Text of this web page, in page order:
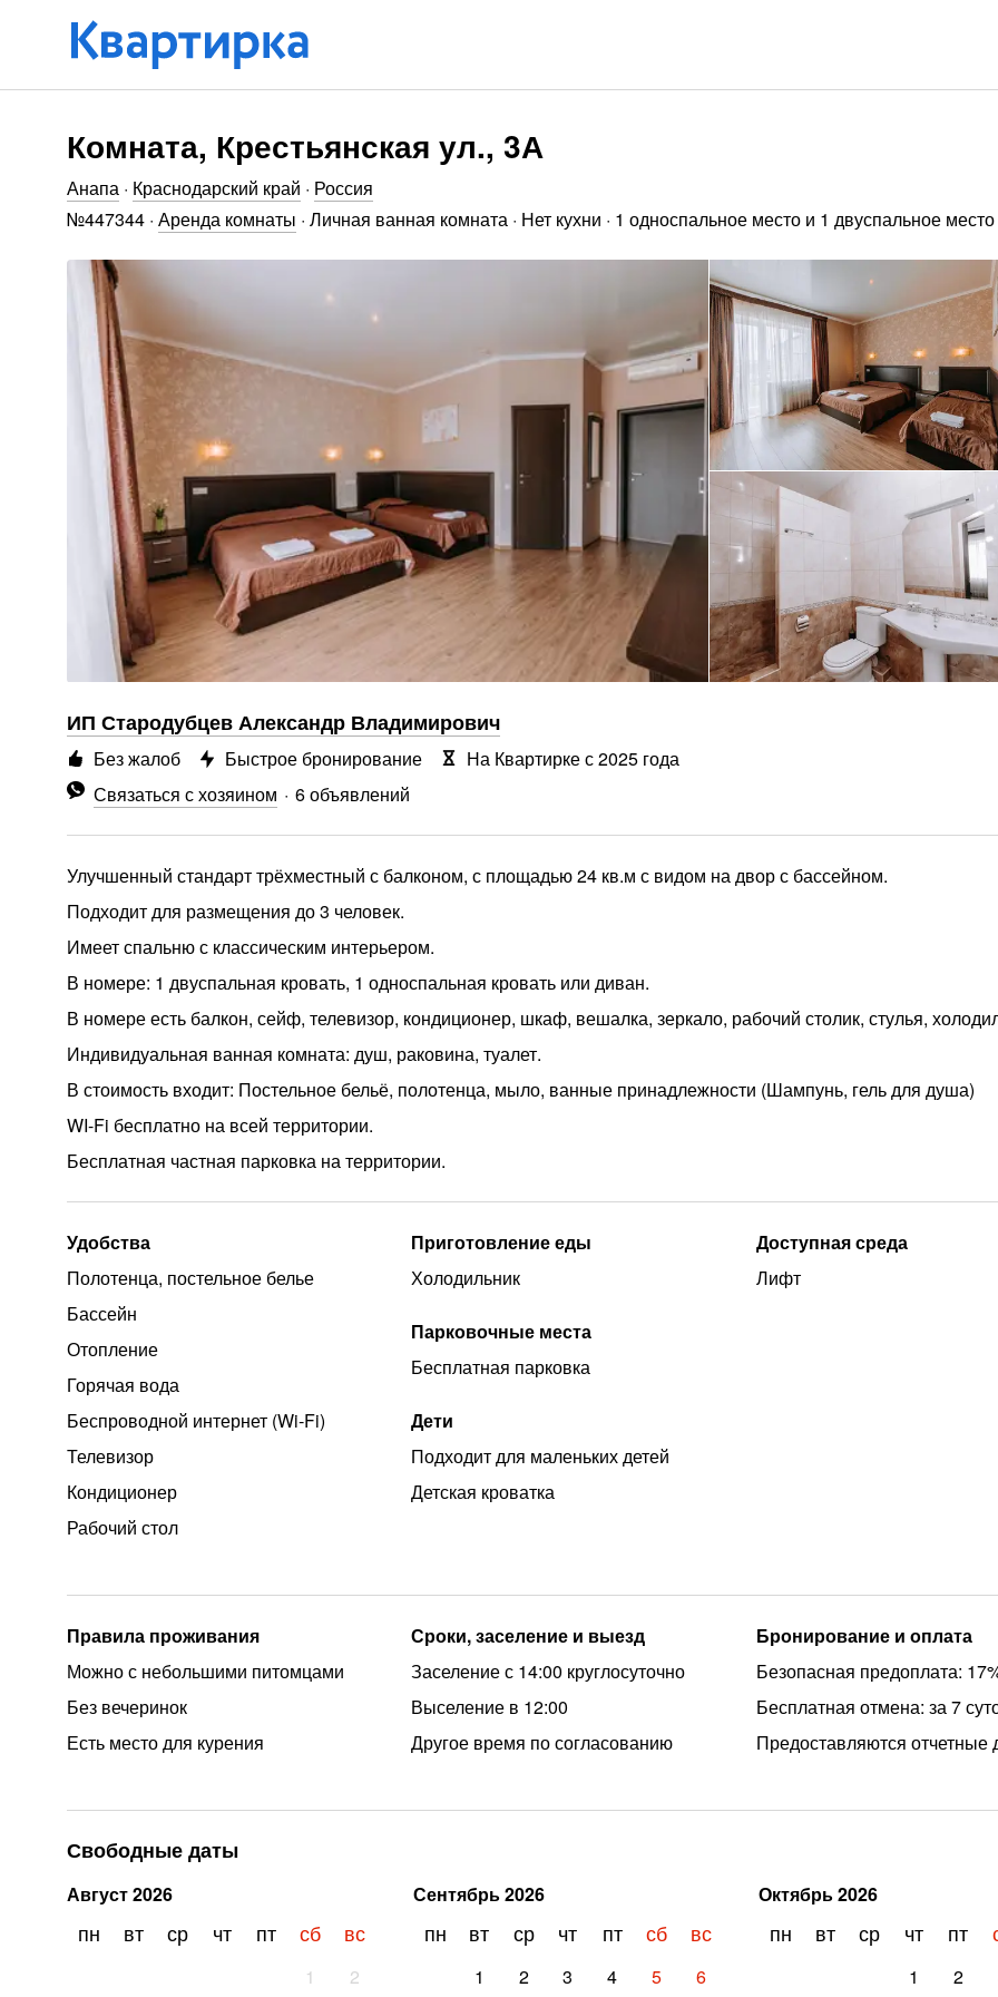
Комната, Крестьянская ул., 3А
Анапа · Краснодарский край · Россия
№447344 · Аренда комнаты · Личная ванная комната · Нет кухни · 1 односпальное место и 1 двуспальное место
ИП Стародубцев Александр Владимирович
Связаться с хозяином 6 объявлений
Без жалоб Быстрое бронирование На Квартирке с 2025 года
Улучшенный стандарт трёхместный с балконом, с площадью 24 кв.м с видом на двор с бассейном.
Подходит для размещения до 3 человек.
Имеет спальню с классическим интерьером.
В номере: 1 двуспальная кровать, 1 односпальная кровать или диван.
В номере есть балкон, сейф, телевизор, кондиционер, шкаф, вешалка, зеркало, рабочий столик, стулья,
Индивидуальная ванная комната: душ, раковина, туалет.
В стоимость входит: Постельное бельё, полотенца, мыло, ванные принадлежности (Шампунь, гель для душа)
WI-Fi бесплатно на всей территории.
Бесплатная частная парковка на территории.
Удобства
Полотенца, постельное белье
Бассейн
Отопление
Горячая вода
Беспроводной интернет (Wi‑Fi)
Телевизор
Кондиционер
Рабочий стол
Приготовление еды
Холодильник
Парковочные места
Бесплатная парковка
Дети
Подходит для маленьких детей
Детская кроватка
Доступная среда
Лифт
Правила проживания
Можно с небольшими питомцами
Без вечеринок
Есть место для курения
Сроки, заселение и выезд
Заселение с 14:00 круглосуточно
Выселение в 12:00
Другое время по согласованию
Бронирование и оплата
Безопасная предоплата:
Бесплатная отмена: за 7
Предоставляются отчетные
Свободные даты
Август2026
пн вт ср чт пт сб вс
1 2
Сентябрь2026
пн вт ср чт пт сб вс
1 2 3 4 5 6
Октябрь2026
пн вт ср чт пт
1 2